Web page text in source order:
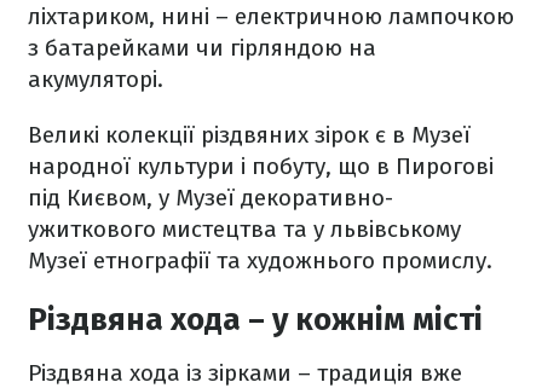
ліхтариком, нині – електричною лампочкою
з батарейками чи гірляндою на
акумуляторі.
Великі колекції різдвяних зірок є в Музеї
народної культури і побуту, що в Пирогові
під Києвом, у Музеї декоративно-
ужиткового мистецтва та у львівському
Музеї етнографії та художнього промислу.
Різдвяна хода – у кожнім місті
Різдвяна хода із зірками – традиція вже